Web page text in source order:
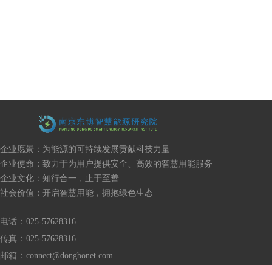
电话： 025-57628316
传真： 025-57628316
邮箱： connect@dongbonet.com
企业愿景：为能源的可持续发展贡献科技力量
企业使命：致力于为用户提供安全、高效的智慧用能服务
企业文化：知行合一，止于至善
社会价值：开启智慧用能，拥抱绿色生态